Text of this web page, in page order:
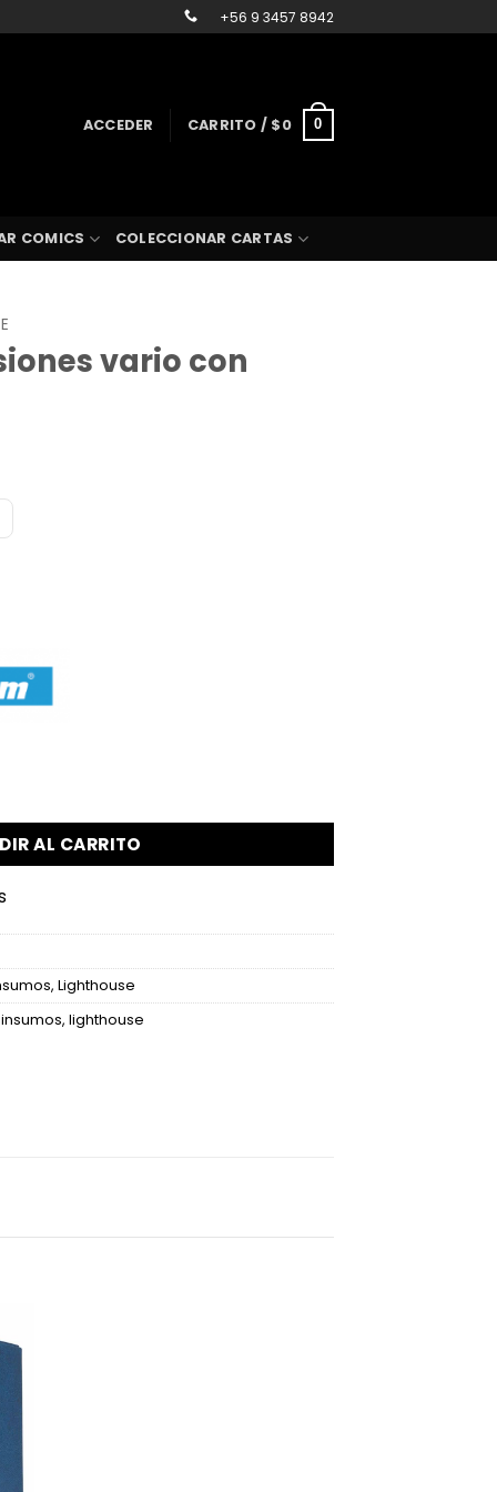
+56 9 3457 8942
ACCEDER CARRITO / $0 0
COMICS COLECCIONAR CARTAS
vario con
AL CARRITO
, Lighthouse
insumos, lighthouse